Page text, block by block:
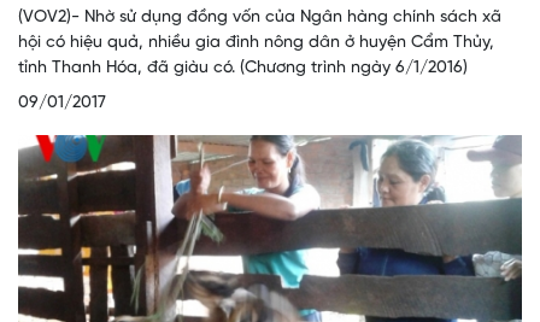
(VOV2)- Nhờ sử dụng đồng vốn của Ngân hàng chính sách xã
hội có hiệu quả, nhiều gia đình nông dân ở huyện Cẩm Thủy,
tỉnh Thanh Hóa, đã giàu có. (Chương trình ngày 6/1/2016)
09/01/2017